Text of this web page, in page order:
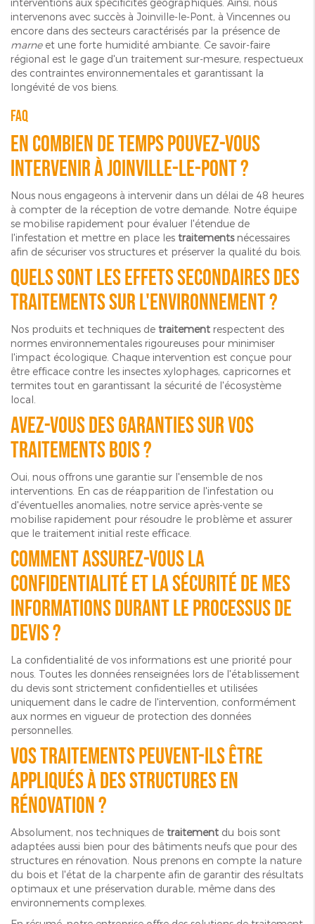
intervenons avec succès à Joinville-le-Pont, à Vincennes ou
encore dans des secteurs caractérisés par la présence de
marneet une forte humidité ambiante. Ce savoir-faire
régional est le gage d'un traitement sur-mesure, respectueux
des contraintes environnementales et garantissant la
longévité de vos biens.
FAQ
En combien de temps pouvez-vous
intervenir à Joinville-le-Pont ?
Nous nous engageons à intervenir dans un délai de 48 heures
à compter de la réception de votre demande. Notre équipe
se mobilise rapidement pour évaluer l'étendue de
l'infestation et mettre en place les traitementsnécessaires
afin de sécuriser vos structures et préserver la qualité du bois.
Quels sont les effets secondaires des
traitements sur l'environnement ?
Nos produits et techniques de traitement respectent des
normes environnementales rigoureuses pour minimiser
l'impact écologique. Chaque intervention est conçue pour
être efficace contre les insectes xylophages, capricornes et
termites tout en garantissant la sécurité de l'écosystème
local.
Avez-vous des garanties sur vos
traitements bois ?
Oui, nous offrons une garantie sur l'ensemble de nos
interventions. En cas de réapparition de l'infestation ou
d'éventuelles anomalies, notre service après-vente se
mobilise rapidement pour résoudre le problème et assurer
que le traitement initial reste efficace.
Comment assurez-vous la
confidentialité et la sécurité de mes
informations durant le processus de
devis ?
La confidentialité de vos informations est une priorité pour
nous. Toutes les données renseignées lors de l'établissement
du devis sont strictement confidentielles et utilisées
uniquement dans le cadre de l'intervention, conformément
aux normes en vigueur de protection des données
personnelles.
Vos traitements peuvent-ils être
appliqués à des structures en
rénovation ?
Absolument, nos techniques de traitement du bois sont
adaptées aussi bien pour des bâtiments neufs que pour des
structures en rénovation. Nous prenons en compte la nature
du bois et l'état de la charpente afin de garantir des résultats
optimaux et une préservation durable, même dans des
environnements complexes.